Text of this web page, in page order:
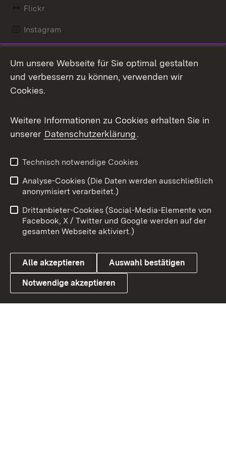
Flickr
Instagram
Mastodon
Messenger
Social Wall
X / Twitter
Youtube
Link zum Landesportal
Benutzungshinweise
Barrierefreiheit
Datenschutz
Cookies
Um unsere Webseite für Sie optimal gestalten
und verbessern zu können, verwenden wir
Cookies.
Weitere Informationen zu Cookies erhalten Sie in
unserer Datenschutzerklärung.
Technisch notwendige Cookies
Analyse-Cookies (Die Daten werden ausschließlich
anonymisiert verarbeitet.)
Drittanbieter-Cookies (Social-Media-Elemente von
Facebook, X / Twitter und Google werden auf der
gesamten Webseite aktiviert.)
Alle akzeptieren Auswahl bestätigen
Notwendige akzeptieren